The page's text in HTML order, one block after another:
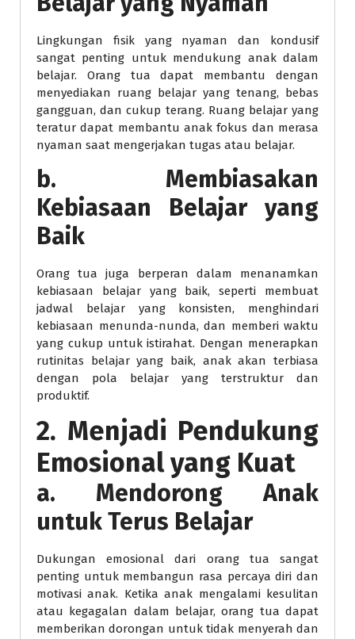
Lingkungan fisik yang nyaman dan kondusif
sangat penting untuk mendukung anak dalam
belajar. Orang tua dapat membantu dengan
menyediakan ruang belajar yang tenang, bebas
gangguan, dan cukup terang. Ruang belajar yang
teratur dapat membantu anak fokus dan merasa
nyaman saat mengerjakan tugas atau belajar.
b. Membiasakan
Kebiasaan Belajar yang
Baik
Orang tua juga berperan dalam menanamkan
kebiasaan belajar yang baik, seperti membuat
jadwal belajar yang konsisten, menghindari
kebiasaan menunda-nunda, dan memberi waktu
yang cukup untuk istirahat. Dengan menerapkan
rutinitas belajar yang baik, anak akan terbiasa
dengan pola belajar yang terstruktur dan
produktif.
2. Menjadi Pendukung
Emosional yang Kuat
a. Mendorong Anak
untuk Terus Belajar
Dukungan emosional dari orang tua sangat
penting untuk membangun rasa percaya diri dan
motivasi anak. Ketika anak mengalami kesulitan
atau kegagalan dalam belajar, orang tua dapat
memberikan dorongan untuk tidak menyerah dan